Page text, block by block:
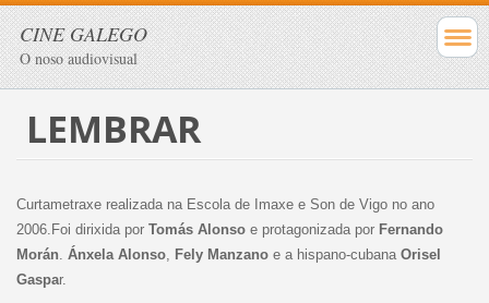
CINE GALEGO
O noso audiovisual
LEMBRAR
Curtametraxe realizada na Escola de Imaxe e Son de Vigo no ano
2006.Foi dirixida por Tomás Alonsoe protagonizada por Fernando
Morán Ánxela Alonso, Fely Manzanoe a hispano-cubana Orisel
Gaspar.